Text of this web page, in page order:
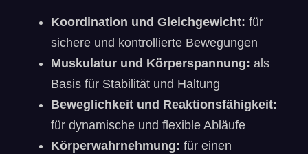
Koordination und Gleichgewicht: für
sichere und kontrollierte Bewegungen
Muskulatur und Körperspannung: als
Basis für Stabilität und Haltung
Beweglichkeit und Reaktionsfähigkeit:
für dynamische und flexible Abläufe
Körperwahrnehmung: für einen